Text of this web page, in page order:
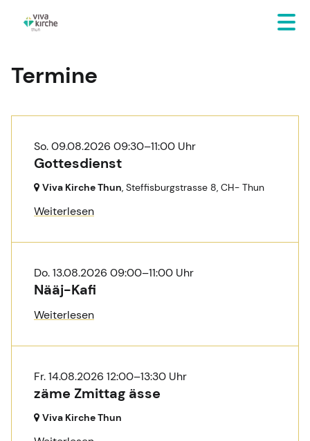
Termine
So. 09.08.2026 09:30–11:00 Uhr
Gottesdienst
Viva Kirche Thun, Steffisburgstrasse 8, CH- Thun
Weiterlesen
Do. 13.08.2026 09:00–11:00 Uhr
Nääj-Kafi
Weiterlesen
Fr. 14.08.2026 12:00–13:30 Uhr
zäme Zmittag ässe
Viva Kirche Thun